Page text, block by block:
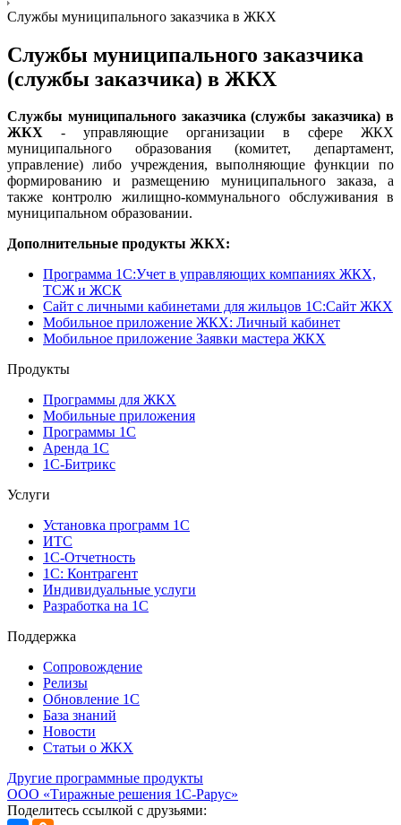
Службы муниципального заказчика в ЖКХ
Службы муниципального заказчика
(службы заказчика) в ЖКХ
Службы муниципального заказчика (службы заказчика) в
ЖКХ - управляющие организации в сфере ЖКХ
муниципального образования (комитет, департамент,
управление) либо учреждения, выполняющие функции по
формированию и размещению муниципального заказа, а
также контролю жилищно-коммунального обслуживания в
муниципальном образовании.
Дополнительные продукты ЖКХ:
Программа 1C:Учет в управляющих компаниях ЖКХ,
ТСЖ и ЖСК
Сайт с личными кабинетами для жильцов 1С:Сайт ЖКХ
Мобильное приложение ЖКХ: Личный кабинет
Мобильное приложение Заявки мастера ЖКХ
Продукты
Программы для ЖКХ
Мобильные приложения
Программы 1С
Аренда 1С
1С-Битрикс
Услуги
Установка программ 1С
ИТС
1С-Отчетность
1С: Контрагент
Индивидуальные услуги
Разработка на 1С
Поддержка
Сопровождение
Релизы
Обновление 1С
База знаний
Новости
Статьи о ЖКХ
Другие программные продукты
ООО «Тиражные решения 1С-Рарус»
Поделитесь ссылкой с друзьями: